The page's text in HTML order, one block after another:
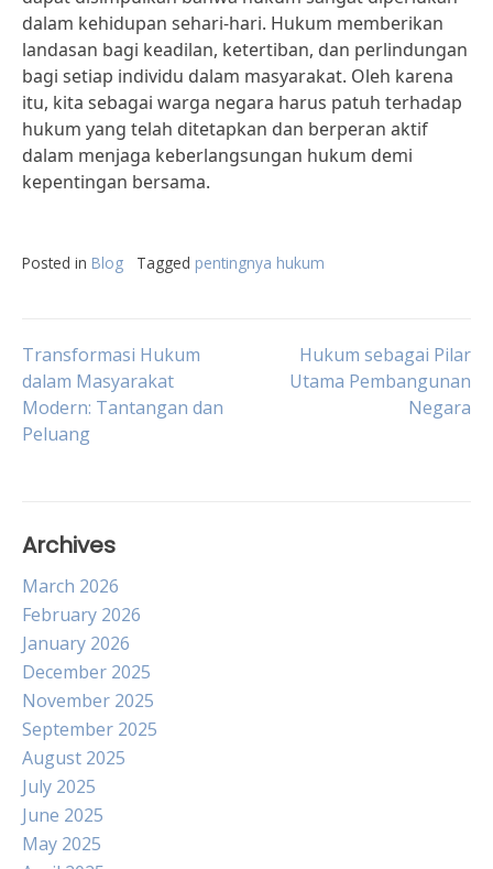
dalam kehidupan sehari-hari. Hukum memberikan
landasan bagi keadilan, ketertiban, dan perlindungan
bagi setiap individu dalam masyarakat. Oleh karena
itu, kita sebagai warga negara harus patuh terhadap
hukum yang telah ditetapkan dan berperan aktif
dalam menjaga keberlangsungan hukum demi
kepentingan bersama.
Posted in Blog Tagged pentingnya hukum
Post
navigation
Transformasi Hukum
dalam Masyarakat
Modern: Tantangan dan
Peluang
Hukum sebagai Pilar
Utama Pembangunan
Negara
Archives
March 2026
February 2026
January 2026
December 2025
November 2025
September 2025
August 2025
July 2025
June 2025
May 2025